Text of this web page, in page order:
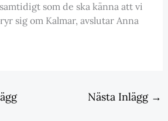
som de ska känna att vi
sig om Kalmar, avslutar Anna
Nästa Inlägg →